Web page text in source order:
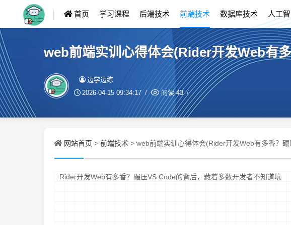
首页 学习课程 后端技术 前端技术 数据库技术 人工
web前端实训心得体会(Rider开发Web有
边学边练
2026-04-15 09:34:17 阅读43
网站首页 > 前端技术 > web前端实训心得体会(Rider开发Web有多香？
Rider开发Web有多香？碾压VS Code的背后，藏着多数开发者不知道坑